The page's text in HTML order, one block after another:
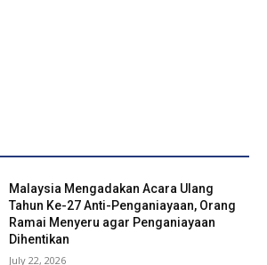
Malaysia Mengadakan Acara Ulang
Tahun Ke-27 Anti-Penganiayaan, Orang
Ramai Menyeru agar Penganiayaan
Dihentikan
July 22, 2026